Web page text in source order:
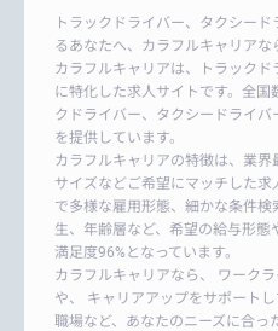
トラックドライバー、タクシー
るあなたへ、カラフルキャリアな
カラフルキャリアは、トラック
に特化した求人サイトです。全国
クドライバー、タクシードライ
を提供しています。
カラフルキャリアの特徴は、業界
サイズなどご希望にマッチした
で多様な雇用形態、細かな条件
生、年齢層など、希望の給与形
満足度96%となっています。
カラフルキャリアなら、 ワーク
や、 キャリアアップをサポート
職場など、あなたのニーズに合っ